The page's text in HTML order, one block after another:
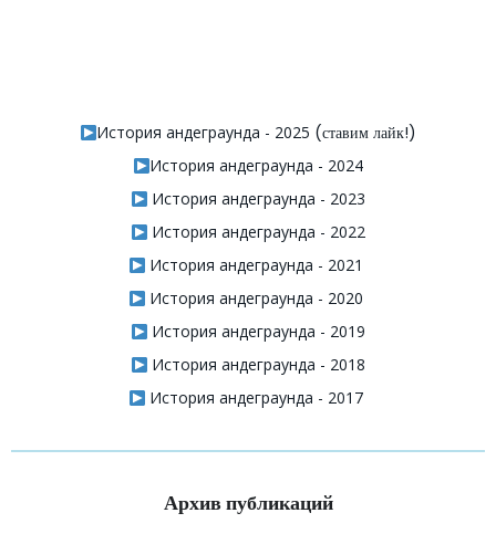
История андеграунда - 2025 (ставим лайк!)
История андеграунда - 2024
История андеграунда - 2023
История андеграунда - 2022
История андеграунда - 2021
История андеграунда - 2020
История андеграунда - 2019
История андеграунда - 2018
История андеграунда - 2017
Архив публикаций